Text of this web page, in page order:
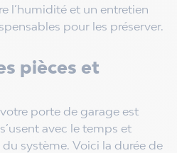
l’humidité et un entretien
pour les préserver.
pièces et
porte de garage est
avec le temps et
système. Voici la durée de